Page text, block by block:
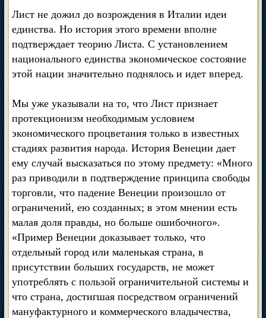
Лист не дожил до возрождения в Италии идеи
единства. Но история этого времени вполне
подтверждает теорию Листа. С установлением
национального единства экономическое состояние
этой нации значительно поднялось и идет вперед.
Мы уже указывали на то, что Лист признает
протекционизм необходимым условием
экономического процветания только в известных
стадиях развития народа. История Венеции дает
ему случай высказаться по этому предмету: «Много
раз приводили в подтверждение принципа свободы
торговли, что падение Венеции произошло от
ограничений, ею созданных; в этом мнении есть
малая доля правды, но больше ошибочного».
«Пример Венеции доказывает только, что
отдельный город или маленькая страна, в
присутствии больших государств, не может
употреблять с пользой ограничительной системы и
что страна, достигшая посредством ограничений
мануфактурного и коммерческого владычества,